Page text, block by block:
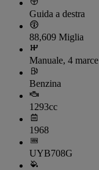
Guida a destra
88,609 Miglia
Manuale, 4 marce
Benzina
1293cc
1968
UYB708G